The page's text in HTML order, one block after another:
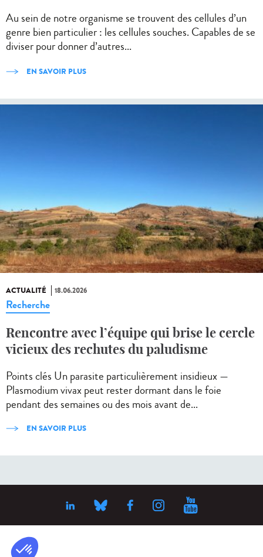
Au sein de notre organisme se trouvent des cellules d’un
genre bien particulier : les cellules souches. Capables de se
diviser pour donner d’autres...
EN SAVOIR PLUS
ACTUALITÉ 18.06.2026
Recherche
Rencontre avec l’équipe qui brise le cercle
vicieux des rechutes du paludisme
Points clés Un parasite particulièrement insidieux —
Plasmodium vivax peut rester dormant dans le foie
pendant des semaines ou des mois avant de...
EN SAVOIR PLUS